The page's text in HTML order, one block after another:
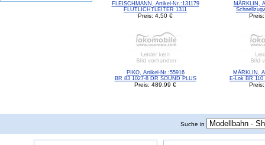
FLEISCHMANN, Artikel-Nr.:131179
FLUTLICHTLEITER 1311
Preis: 4,50 €
MÄRKLIN,
PIKO, Artikel-Nr.:55916
BR 83 1027-8 DR SOUND PLUS
Preis: 489,99 €
MÄRKLIN,
E-Lok BR
Suche in